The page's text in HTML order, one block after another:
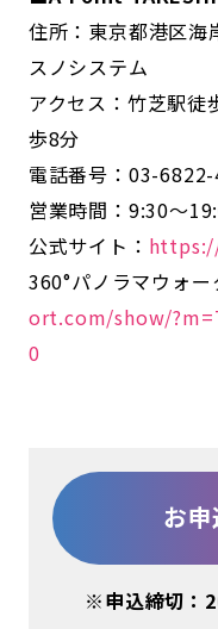
住所：東京都港区
スノシステム
アクセス：竹芝駅
歩8分
電話番号：03-
営業時間：9:30～
公式サイト：
360°パノラマウォー
ort.com/show/
0
お
※申込締切：